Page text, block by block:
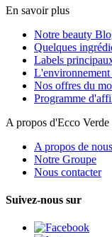
En savoir plus
Notre beauty
Quelques
Labels
Nos offres du
Programme
A propos d'Ecco Verde
A propos de nous
Notre Groupe
Nous contacter
Suivez-nous sur